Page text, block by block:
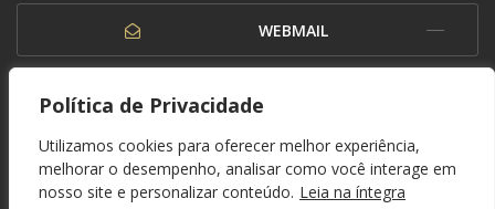
Política de Privacidade
Utilizamos cookies para oferecer melhor experiência,
melhorar o desempenho, analisar como você interage em
nosso site e personalizar conteúdo. Leia na íntegra
WEBMAIL
OUVIDORIA
© 1937 - 2026. Federação Paranaense de Futebol. Todos os direitos reservados. By